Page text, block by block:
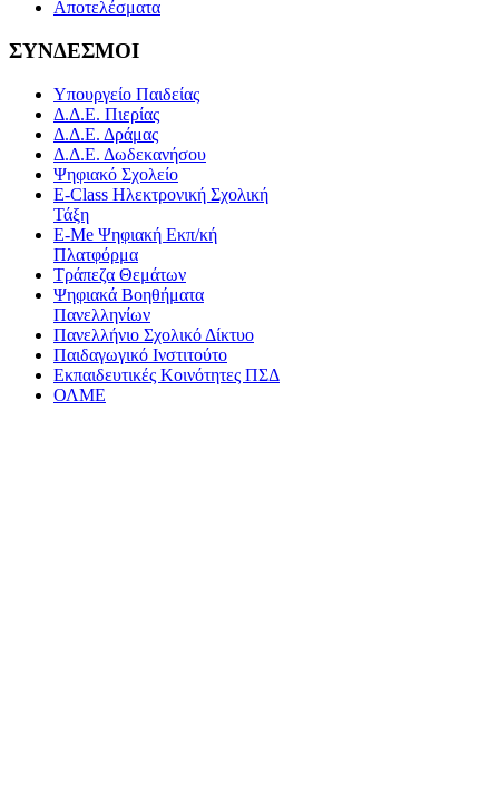
Αποτελέσματα
ΣΥΝΔΕΣΜΟΙ
Υπουργείο Παιδείας
Δ.Δ.Ε. Πιερίας
Δ.Δ.Ε. Δράμας
Δ.Δ.Ε. Δωδεκανήσου
Ψηφιακό Σχολείο
E-Class Ηλεκτρονική Σχολική
Τάξη
E-Me Ψηφιακή Εκπ/κή
Πλατφόρμα
Τράπεζα Θεμάτων
Ψηφιακά Βοηθήματα
Πανελληνίων
Πανελλήνιο Σχολικό Δίκτυο
Παιδαγωγικό Ινστιτούτο
Εκπαιδευτικές Κοινότητες ΠΣΔ
ΟΛΜΕ